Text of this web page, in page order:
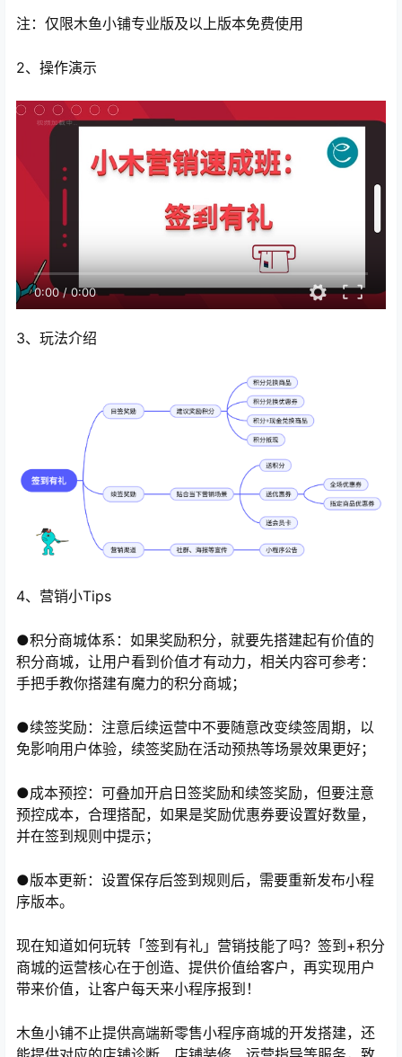
注：仅限木鱼小铺专业版及以上版本免费使用
2、操作演示
0:00/0:00
3、玩法介绍
4、营销小Tips
●积分商城体系：如果奖励积分，就要先搭建起有价值的
积分商城，让用户看到价值才有动力，相关内容可参考：
手把手教你搭建有魔力的积分商城；
●续签奖励：注意后续运营中不要随意改变续签周期，以
免影响用户体验，续签奖励在活动预热等场景效果更好；
●成本预控：可叠加开启日签奖励和续签奖励，但要注意
预控成本，合理搭配，如果是奖励优惠券要设置好数量，
并在签到规则中提示；
●版本更新：设置保存后签到规则后，需要重新发布小程
序版本。
现在知道如何玩转「签到有礼」营销技能了吗？签到+积分
商城的运营核心在于创造、提供价值给客户，再实现用户
带来价值，让客户每天来小程序报到！
木鱼小铺不止提供高端新零售小程序商城的开发搭建，还